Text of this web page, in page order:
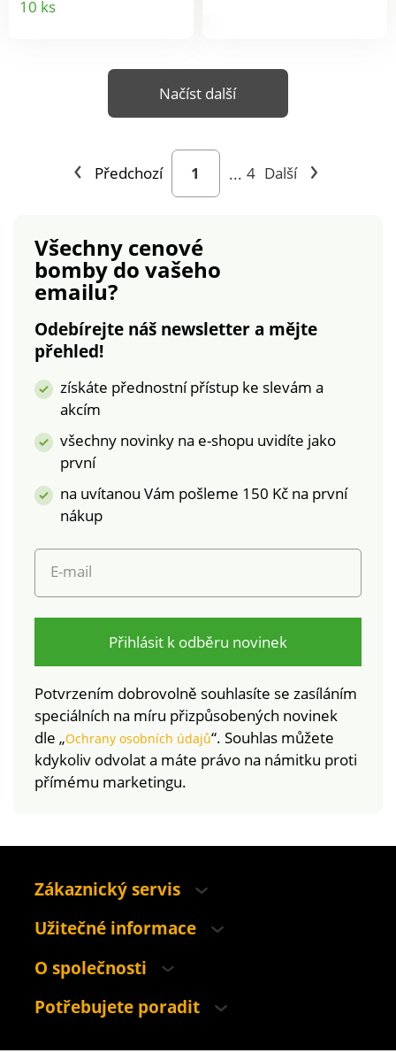
10 ks
Exkluzivně u MAGNET
3P.
Načíst další
Předchozí ... 4 Další
Všechny cenové
bombydo vašeho
emailu?
Odebírejte náš newsletter a mějte
přehled!
získáte přednostní přístup ke slevám a
akcím
všechny novinky na e-shopu uvidíte jako
první
na uvítanou Vám pošleme 150 Kč na první
nákup
E-mail
Přihlásit k odběru novinek
Potvrzením dobrovolně souhlasíte se zasíláním
speciálních na míru přizpůsobených novinek
dle „Ochrany osobních údajů“. Souhlas můžete
kdykoliv odvolat a máte právo na námitku proti
přímému marketingu.
Zákaznický servis
Užitečné informace
O společnosti
Potřebujete poradit